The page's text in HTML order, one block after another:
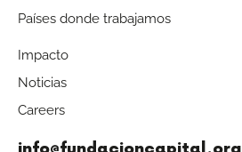
Países donde trabajamos
Impacto
Noticias
Careers